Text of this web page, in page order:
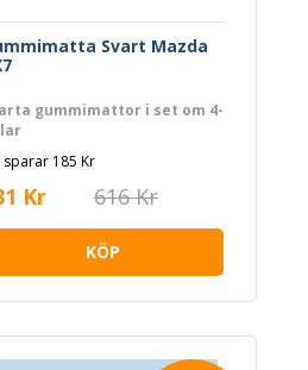
Svart Mazda
gummimattor i set om 4-
sparar 185 Kr
Kr 616 Kr
KÖP